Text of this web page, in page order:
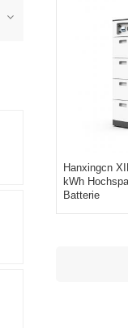
Hanxingcn
kWh
Batterie